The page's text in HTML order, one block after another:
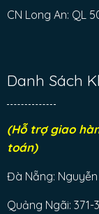
CN Long An: QL
Danh Sách
(Hỗ trợ giao
toán)
Đà Nẵng: Nguyễn
Quảng Ngãi: 371-